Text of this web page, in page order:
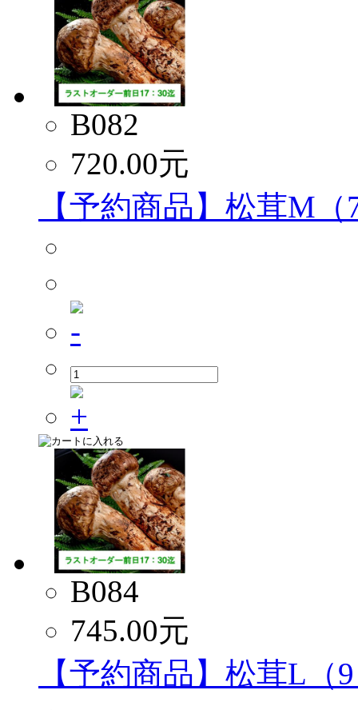
B082
720.00元
【予約商品】松茸M
B084
745.00元
【予約商品】松茸L（